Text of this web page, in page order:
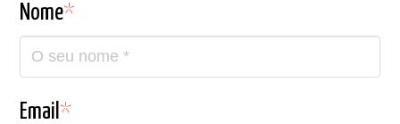
Nome*
Email*